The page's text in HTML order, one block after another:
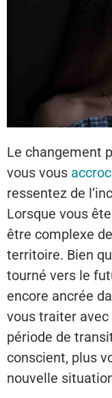
Le changement
vous vous
ressentez de
Lorsque vous
être complexe
territoire. Bien
tourné vers le
encore ancrée
vous traiter
période de
conscient, plus
nouvelle